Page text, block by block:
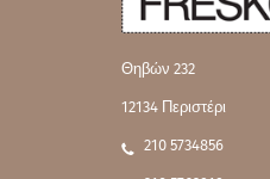
Θηβών 232
12134 Περιστέρι
210 5734856